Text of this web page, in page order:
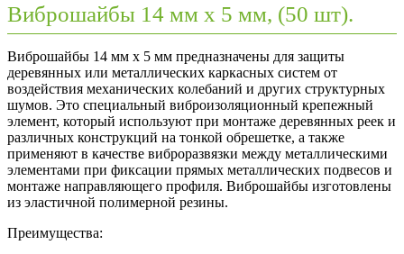
Виброшайбы 14 мм х 5 мм, (50 шт).
Виброшайбы 14 мм х 5 мм предназначены для защиты
деревянных или металлических каркасных систем от
воздействия механических колебаний и других структурных
шумов. Это специальный виброизоляционный крепежный
элемент, который используют при монтаже деревянных реек и
различных конструкций на тонкой обрешетке, а также
применяют в качестве виброразвязки между металлическими
элементами при фиксации прямых металлических подвесов и
монтаже направляющего профиля. Виброшайбы изготовлены
из эластичной полимерной резины.
Преимущества: